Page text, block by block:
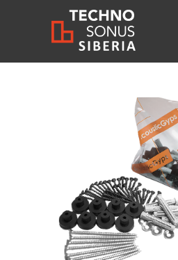
Консультация
бесплатный звонок
+7-800-